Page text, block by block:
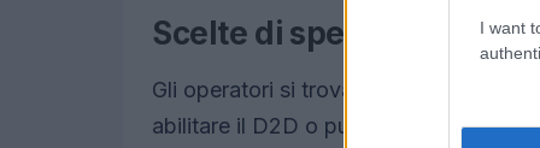
I want
Scelte di spettro:
Gli operatori si trovano davanti a un
abilitare il D2D o puntare su blocchi di